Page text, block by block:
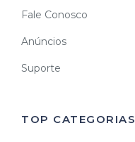
Fale Conosco
Anúncios
Suporte
TOP CATEGORIAS